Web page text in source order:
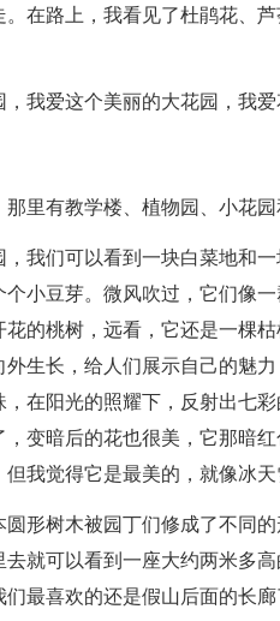
。在路上，我看见了杜鹃花、
我爱这个美丽的大花园，我爱
那里有教学楼、植物园、小花
我们可以看到一块白菜地和
小豆芽。微风吹过，它们像
的桃树，远看，它还是一棵
生长，给人们展示自己的魅
在阳光的照耀下，反射出七
变暗后的花也很美，它那暗
我觉得它是最美的，就像冰
形树木被园丁们修成了不同
就可以看到一座大约两米多
最喜欢的还是假山后面的长